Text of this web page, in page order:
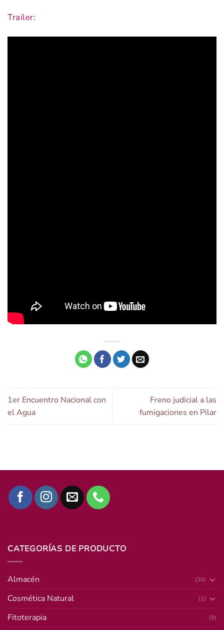
Trailer:
1er Encuentro Nacional con
el Agua
Freno judicial a las
fumigaciones en Pilar
CATEGORÍAS DE PRODUCTO
Almacén (30)
Cosmética Natural (1)
Fitoterapia (9)